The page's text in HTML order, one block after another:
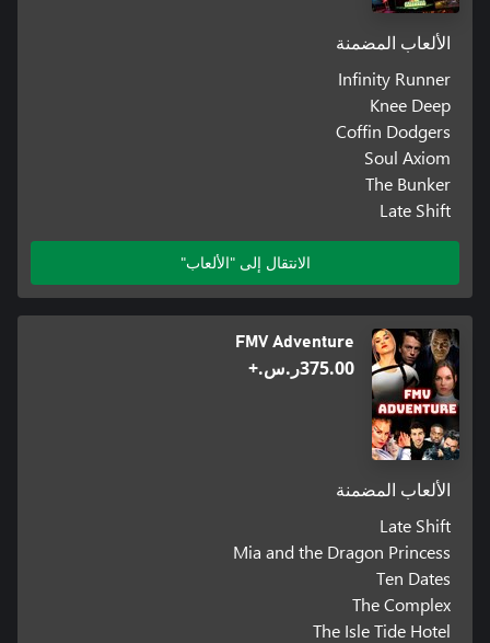
الألعاب المضمنة
Infinity Runner
Knee Deep
Coffin Dodgers
Soul Axiom
The Bunker
Late Shift
الانتقال إلى "الألعاب"
FMV Adventure
‪ر.س.‏‎375.00‬+
الألعاب المضمنة
Late Shift
Mia and the Dragon Princess
Ten Dates
The Complex
The Isle Tide Hotel